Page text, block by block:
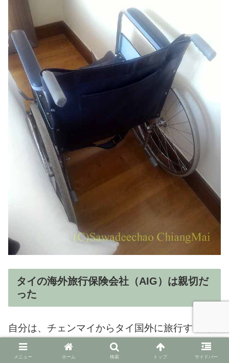
タイの海外旅行保険会社（AIG）は親切だ
った
自分は、チェンマイからタイ国外に旅行する時
に必ず海外旅行保険に加入している。
メニュー ホーム 検索 トップ サイドバー